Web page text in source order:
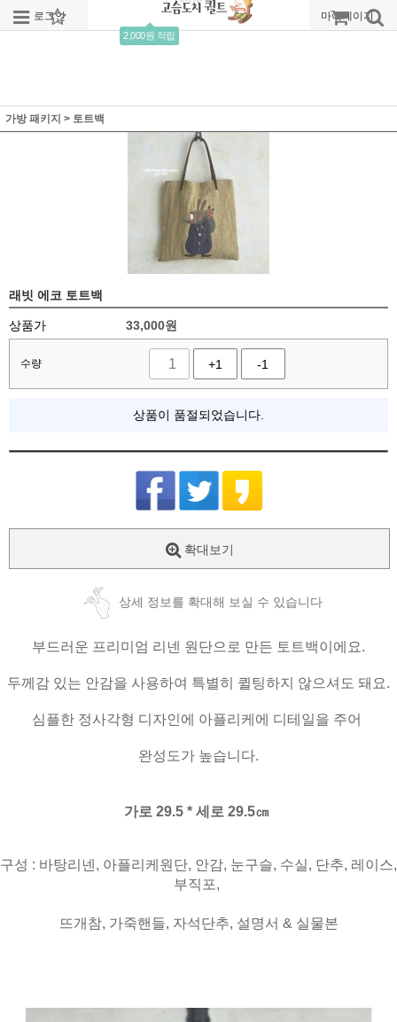
로그인 회원가입
2,000원 적립
주문조회 마이페이지
가방 패키지 > 토트백
래빗 에코 토트백
상품가 33,000원
수량 +1 -1
상품이 품절되었습니다.
확대보기
상세 정보를 확대해 보실 수 있습니다
부드러운 프리미엄 리넨 원단으로 만든 토트백이에요.
두께감 있는 안감을 사용하여 특별히 퀼팅하지 않으셔도 돼요.
심플한 정사각형 디자인에 아플리케에 디테일을 주어
완성도가 높습니다.
가로 29.5 * 세로 29.5㎝
구성 : 바탕리넨, 아플리케원단, 안감, 눈구슬, 수실, 단추, 레이스,
부직포,
뜨개참, 가죽핸들, 자석단추, 설명서 & 실물본